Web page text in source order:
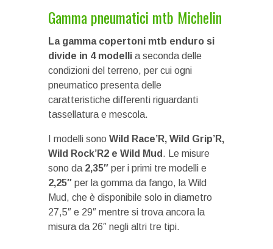
Gamma pneumatici mtb Michelin
La gamma copertoni mtb enduro si
divide in 4 modelli a seconda delle
condizioni del terreno, per cui ogni
pneumatico presenta delle
caratteristiche differenti riguardanti
tassellatura e mescola.
I modelli sono Wild Race’R, Wild Grip’R,
Wild Rock’R2 e Wild Mud . Le misure
sono da 2,35″ per i primi tre modelli e
2,25″ per la gomma da fango, la Wild
Mud, che è disponibile solo in diametro
27,5″ e 29″ mentre si trova ancora la
misura da 26″ negli altri tre tipi.